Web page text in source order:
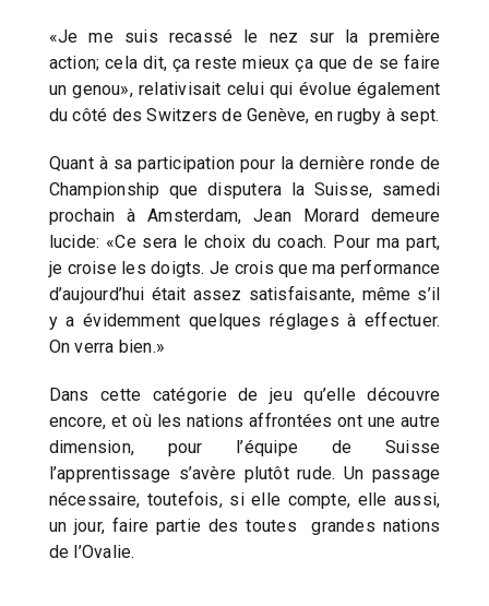
«Je me suis recassé le nez sur la première
action; cela dit, ça reste mieux ça que de se faire
un genou», relativisait celui qui évolue également
du côté des Switzers de Genève, en rugby à sept.
Quant à sa participation pour la dernière ronde de
Championship que disputera la Suisse, samedi
prochain à Amsterdam, Jean Morard demeure
lucide: «Ce sera le choix du coach. Pour ma part,
je croise les doigts. Je crois que ma performance
d’aujourd’hui était assez satisfaisante, même s’il
y a évidemment quelques réglages à effectuer.
On verra bien.»
Dans cette catégorie de jeu qu’elle découvre
encore, et où les nations affrontées ont une autre
dimension, pour l’équipe de Suisse
l’apprentissage s’avère plutôt rude. Un passage
nécessaire, toutefois, si elle compte, elle aussi,
un jour, faire partie des toutes grandes nations
de l’Ovalie.